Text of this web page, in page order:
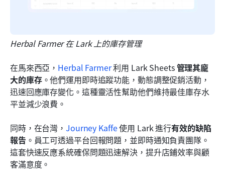
Herbal Farmer 在 Lark 上的庫存管理
在馬來西亞， Herbal Farmer 利用 Lark Sheets 管理其龐
大的庫存。他們運用即時追蹤功能，動態調整促銷活動，
迅速回應庫存變化。這種靈活性幫助他們維持最佳庫存水
平並減少浪費。
同時，在台灣，Journey Kaffe 使用 Lark 進行有效的缺陷
報告 。員工可透過平台回報問題，並即時通知負責團隊。
這套快速反應系統確保問題迅速解決，提升店鋪效率與顧
客滿意度。